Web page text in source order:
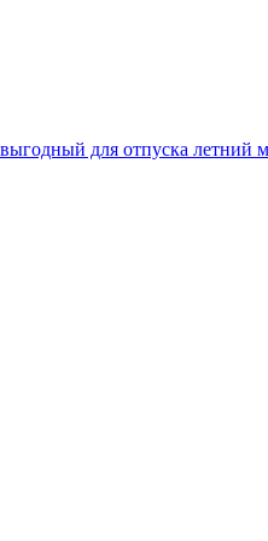
для отпуска летний